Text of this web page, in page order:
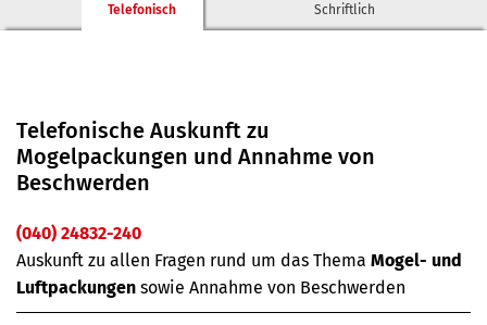
Telefonisch Schriftlich
Telefonische Auskunft zu
Mogelpackungen und Annahme von
Beschwerden
(040) 24832-240
Auskunft zu allen Fragen rund um das Thema Mogel- und
Luftpackungen sowie Annahme von Beschwerden